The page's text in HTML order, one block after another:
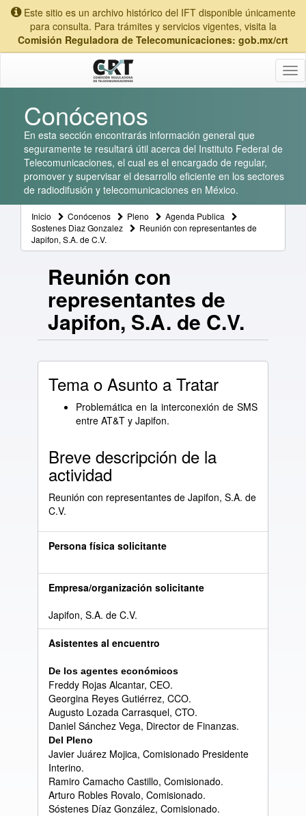
Este sitio es un archivo histórico del IFT disponible únicamente
para consulta. Para trámites y servicios vigentes, visita la
Comisión Reguladora de Telecomunicaciones: gob.mx/crt
Conócenos
En esta sección encontrarás información general que
seguramente te resultará útil acerca del Instituto Federal de
Telecomunicaciones, el cual es el encargado de regular,
promover y supervisar el desarrollo eficiente en los sectores
de radiodifusión y telecomunicaciones en México.
Inicio Conócenos Pleno
Agenda Publica
Sostenes Diaz Gonzalez
Reunión con representantes de
Japifon, S.A. de C.V.
Reunión con
representantes de
Japifon, S.A. de C.V.
Tema o Asunto a Tratar
Problemática en la interconexión de SMS
entre AT&T y Japifon.
Breve descripción de la
actividad
Reunión con representantes de Japifon, S.A. de
C.V.
Persona física solicitante
Empresa/organización solicitante
Japifon, S.A. de C.V.
Asistentes al encuentro
De los agentes económicos
Freddy Rojas Alcantar, CEO.
Georgina Reyes Gutiérrez, CCO.
Augusto Lozada Carrasquel, CTO.
Daniel Sánchez Vega, Director de Finanzas.
Del Pleno
Javier Juárez Mojica, Comisionado Presidente
Interino.
Ramiro Camacho Castillo, Comisionado.
Arturo Robles Rovalo, Comisionado.
Sóstenes Díaz González, Comisionado.